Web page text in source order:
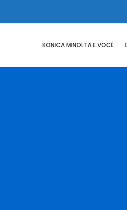
KONICA MINOLTA E VOCÊ